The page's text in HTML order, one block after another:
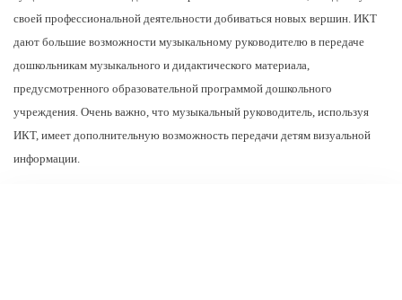
своей профессиональной деятельности добиваться новых вершин. ИКТ
дают большие возможности музыкальному руководителю в передаче
дошкольникам музыкального и дидактического материала,
предусмотренного образовательной программой дошкольного
учреждения. Очень важно, что музыкальный руководитель, используя
ИКТ, имеет дополнительную возможность передачи детям визуальной
информации.